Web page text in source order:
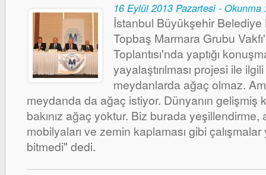
16 Eylül 2013 Pazartesi - Okunma
İstanbul Büyükşehir Belediye
Topbaş Marmara Grubu
Toplantısı'nda yaptığı
yayalaştırılması projesi ile
meydanlarda ağaç olmaz.
meydanda da ağaç istiyor. Dünyanın gelişmiş
bakınız ağaç yoktur. Biz burada yeşillendirme,
mobilyaları ve zemin kaplaması gibi
bitmedi" dedi.